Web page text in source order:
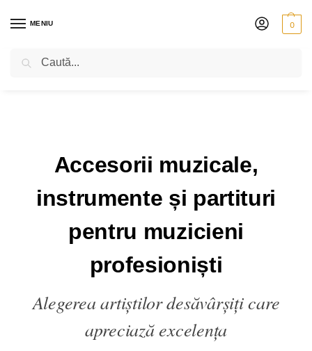
MENIU 0
Accesorii muzicale,
instrumente și partituri
pentru muzicieni
profesioniști
Alegerea artiștilor desăvârșiți care
apreciază excelența